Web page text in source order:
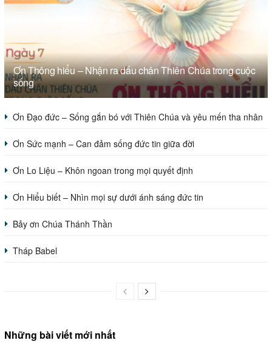
Ơn Thông hiểu – Nhận ra dấu chân Thiên Chúa trong cuộc
sống
Ơn Đạo đức – Sống gắn bó với Thiên Chúa và yêu mến tha nhân
Ơn Sức mạnh – Can đảm sống đức tin giữa đời
Ơn Lo Liệu – Khôn ngoan trong mọi quyết định
Ơn Hiểu biết – Nhìn mọi sự dưới ánh sáng đức tin
Bảy ơn Chúa Thánh Thần
Tháp Babel
Những bài viết mới nhất